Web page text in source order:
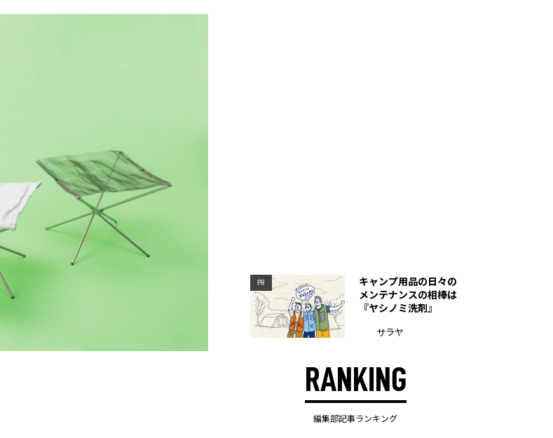
PR
キャンプ用品の日々の
メンテナンスの相棒は
『ヤシノミ洗剤』
サラヤ
RANKING
編集部記事ランキング